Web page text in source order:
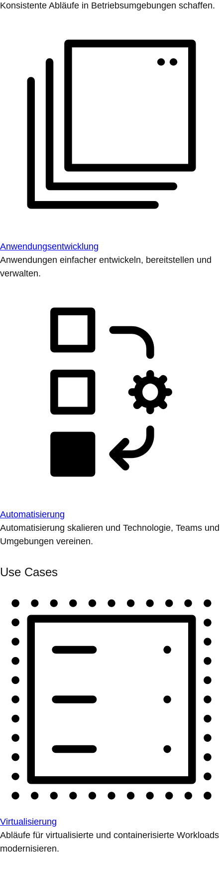
Konsistente Abläufe in Betriebsumgebungen schaffen.
Anwendungsentwicklung
Anwendungen einfacher entwickeln, bereitstellen und
verwalten.
Automatisierung
Automatisierung skalieren und Technologie, Teams und
Umgebungen vereinen.
Use Cases
Virtualisierung
Abläufe für virtualisierte und containerisierte Workloads
modernisieren.